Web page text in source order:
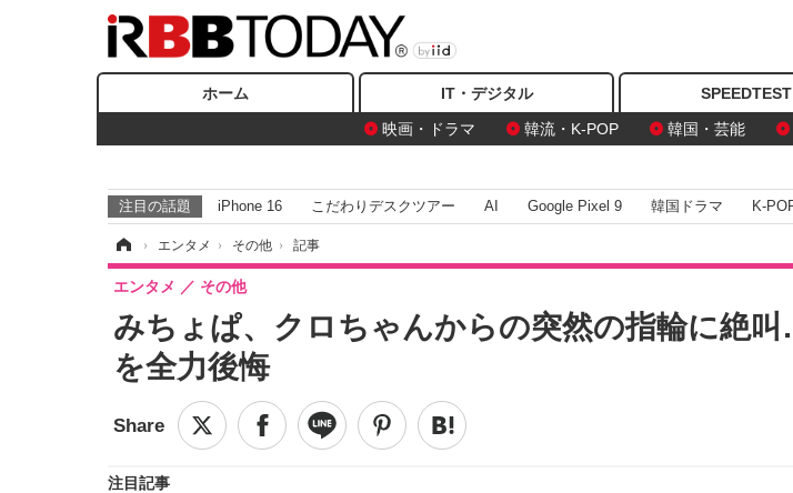
ホーム IT・デジタル SPEEDTEST
映画・ドラマ
韓流・K-POP 韓国・芸能
注目の話題 iPhone 16 こだわりデスクツアー AI Google Pixel 9 韓国ドラマ K-
› エンタメ › その他 › 記事
みちょぱ、クロちゃんからの突然の指輪に絶
を全力後悔
エンタメ その他
注目記事